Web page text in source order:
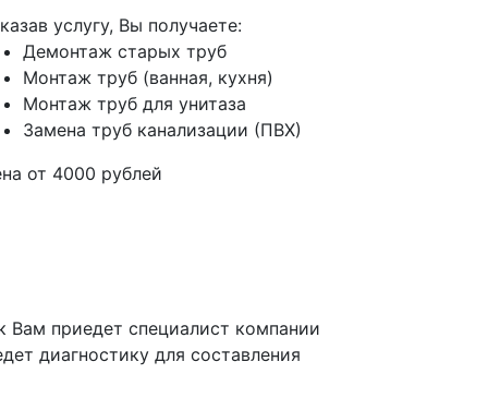
услугу, Вы получаете:
Демонтаж старых труб
Монтаж труб (ванная, кухня)
Монтаж труб для унитаза
Замена труб канализации (ПВХ)
от 4000 рублей
Вам приедет специалист компании
диагностику для составления